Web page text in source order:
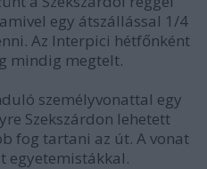
egy átszállással 1/4
Az Interpici hétfőnként
mindig megtelt.
személyvonattal egy
Szekszárdon lehetett
fog tartani az út. A vonat
egyetemistákkal.